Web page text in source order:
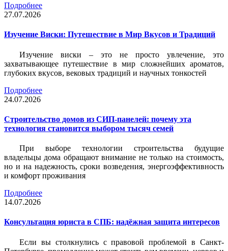
Подробнее
27.07.2026
Изучение Виски: Путешествие в Мир Вкусов и Традиций
Изучение виски – это не просто увлечение, это
захватывающее путешествие в мир сложнейших ароматов,
глубоких вкусов, вековых традиций и научных тонкостей
Подробнее
24.07.2026
Строительство домов из СИП-панелей: почему эта
технология становится выбором тысяч семей
При выборе технологии строительства будущие
владельцы дома обращают внимание не только на стоимость,
но и на надежность, сроки возведения, энергоэффективность
и комфорт проживания
Подробнее
14.07.2026
Консультация юриста в СПБ: надёжная защита интересов
Если вы столкнулись с правовой проблемой в Санкт-